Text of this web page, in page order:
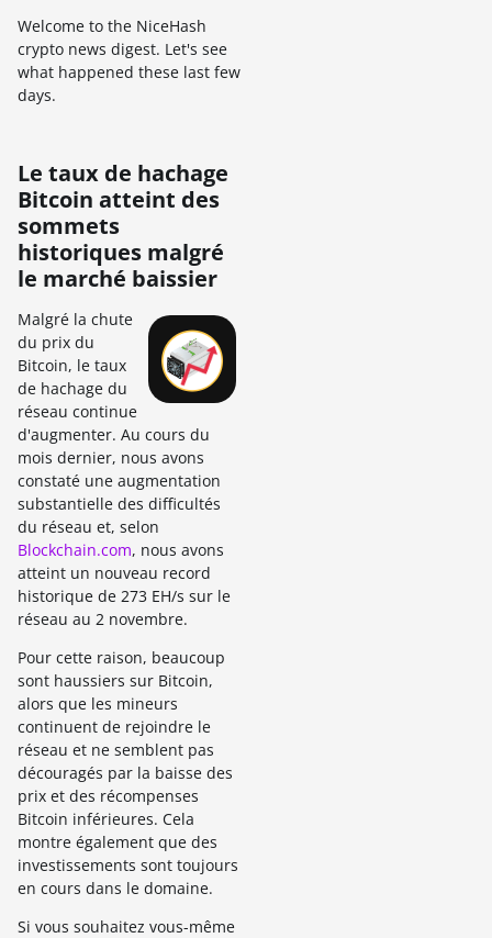
Welcome to the NiceHash
crypto news digest. Let's see
what happened these last few
days.
Le taux de hachage
Bitcoin atteint des
sommets
historiques malgré
le marché baissier
Malgré la chute
du prix du
Bitcoin, le taux
de hachage du
réseau continue
d'augmenter. Au cours du
mois dernier, nous avons
constaté une augmentation
substantielle des difficultés
du réseau et, selon
Blockchain.com, nous avons
atteint un nouveau record
historique de 273 EH/s sur le
réseau au 2 novembre.
Pour cette raison, beaucoup
sont haussiers sur Bitcoin,
alors que les mineurs
continuent de rejoindre le
réseau et ne semblent pas
découragés par la baisse des
prix et des récompenses
Bitcoin inférieures. Cela
montre également que des
investissements sont toujours
en cours dans le domaine.
Si vous souhaitez vous-même